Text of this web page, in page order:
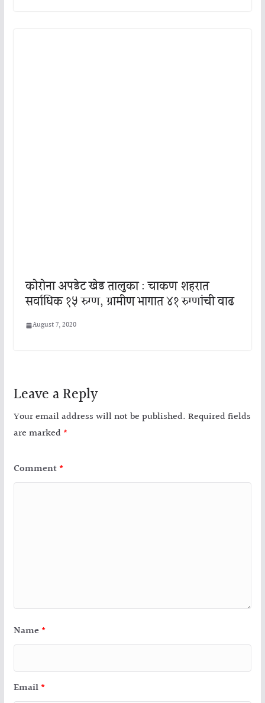
कोरोना अपडेट खेड तालुका : चाकण शहरात
सर्वाधिक १५ रुग्ण, ग्रामीण भागात ४१ रुग्णांची वाढ
August 7, 2020
Leave a Reply
Your email address will not be published. Required fields
are marked *
Comment *
Name *
Email *